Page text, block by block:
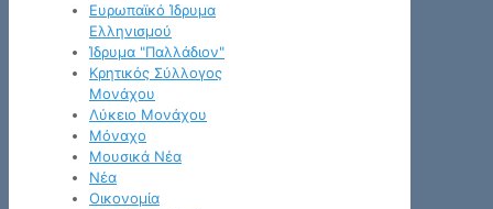
Ευρωπαϊκό Ίδρυμα
Ελληνισμού
Ίδρυμα "Παλλάδιον"
Κρητικός Σύλλογος
Μονάχου
Λύκειο Μονάχου
Μόναχο
Μουσικά Νέα
Νέα
Οικονομία